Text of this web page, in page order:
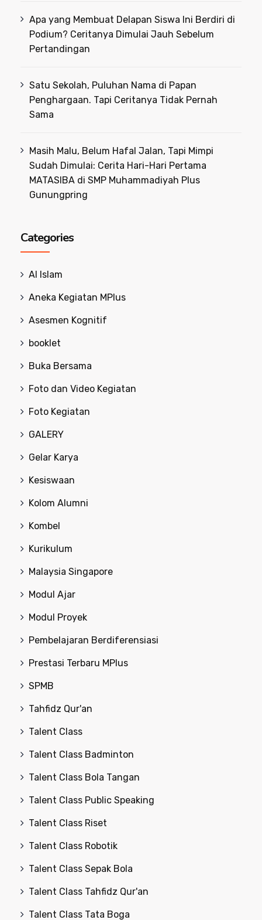
Apa yang Membuat Delapan Siswa Ini Berdiri di
Podium? Ceritanya Dimulai Jauh Sebelum
Pertandingan
Satu Sekolah, Puluhan Nama di Papan
Penghargaan. Tapi Ceritanya Tidak Pernah
Sama
Masih Malu, Belum Hafal Jalan, Tapi Mimpi
Sudah Dimulai: Cerita Hari-Hari Pertama
MATASIBA di SMP Muhammadiyah Plus
Gunungpring
Categories
Al Islam
Aneka Kegiatan MPlus
Asesmen Kognitif
booklet
Buka Bersama
Foto dan Video Kegiatan
Foto Kegiatan
GALERY
Gelar Karya
Kesiswaan
Kolom Alumni
Kombel
Kurikulum
Malaysia Singapore
Modul Ajar
Modul Proyek
Pembelajaran Berdiferensiasi
Prestasi Terbaru MPlus
SPMB
Tahfidz Qur'an
Talent Class
Talent Class Badminton
Talent Class Bola Tangan
Talent Class Public Speaking
Talent Class Riset
Talent Class Robotik
Talent Class Sepak Bola
Talent Class Tahfidz Qur'an
Talent Class Tata Boga